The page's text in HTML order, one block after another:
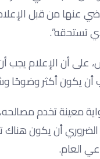
عنها من قبل
تستحقه”.
أن الإعلام
يكون أكثر وضوحًا
معينة تخدم
أن يكون هناك
العام.